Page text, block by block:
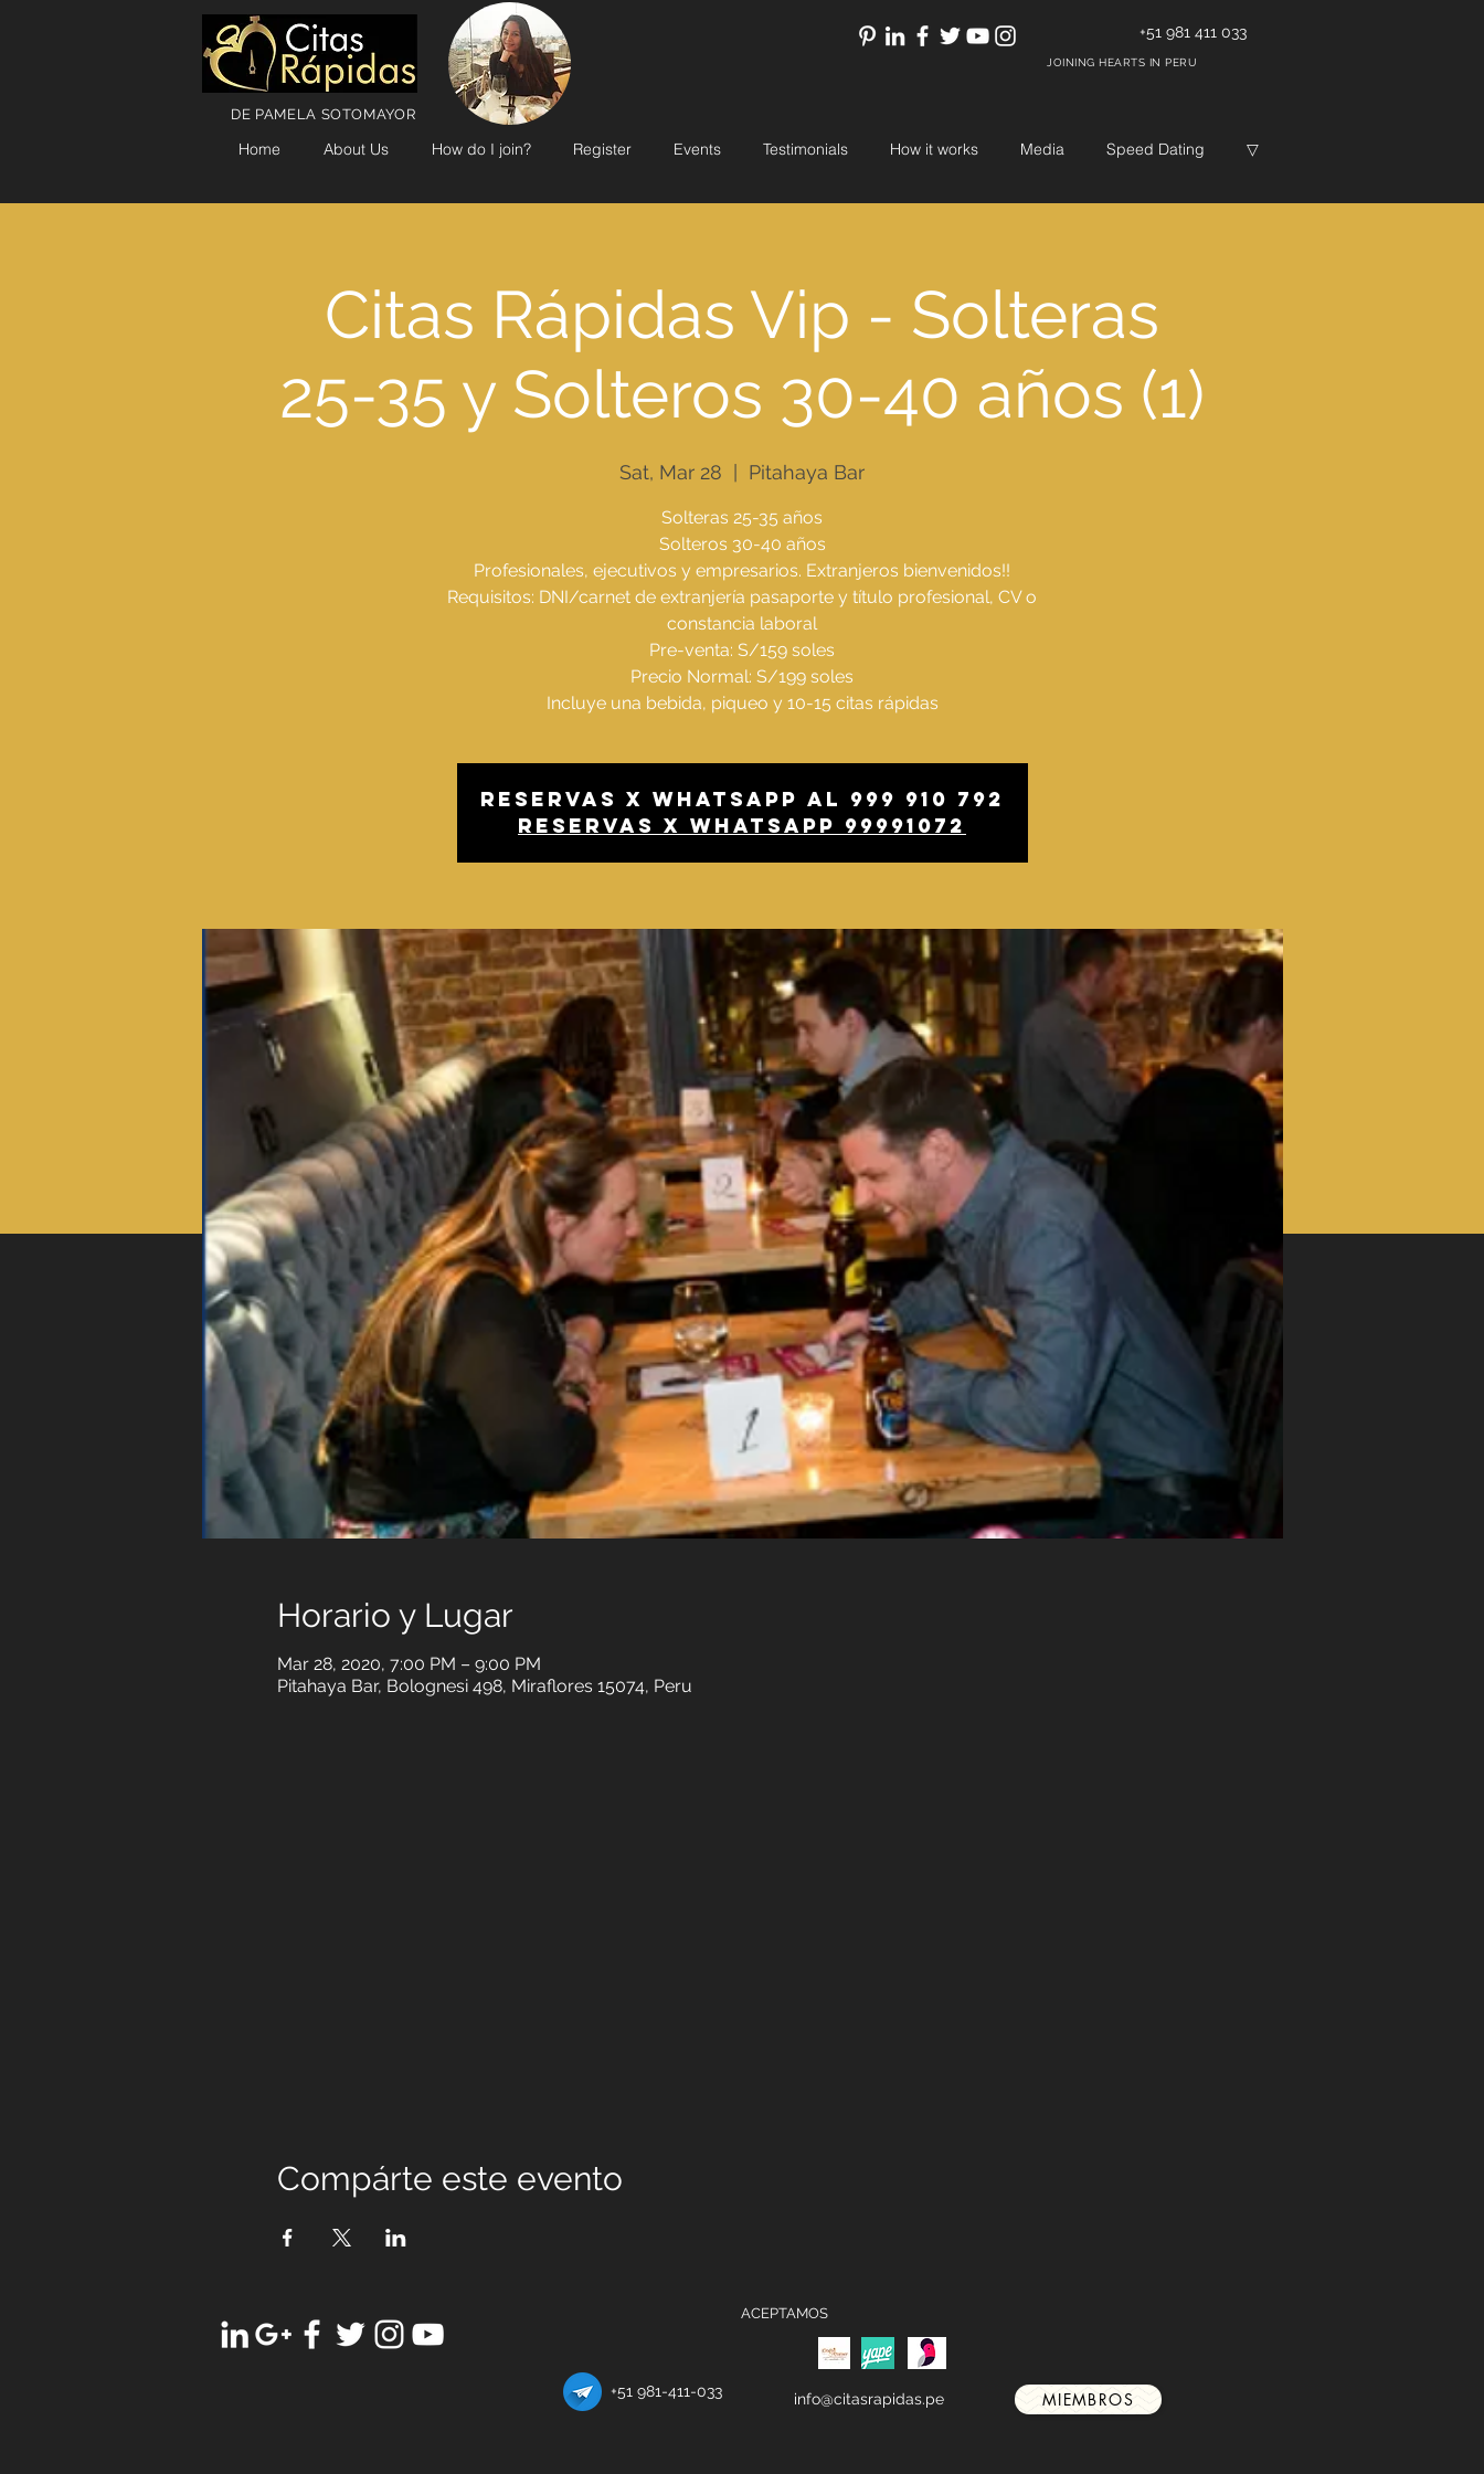
Home About Us How do I join? Register Events Testimonials How it works Media Speed Dating ▽
DE PAMELA SOTOMAYOR
+51 981 411 033
JOINING HEARTS IN PERU
Citas Rápidas Vip - Solteras
25-35 y Solteros 30-40 años (1)
Sat, Mar 28 Pitahaya Bar
Solteras 25-35 años
Solteros 30-40 años
Profesionales, ejecutivos y empresarios. Extranjeros bienvenidos!!
Requisitos: DNI/carnet de extranjería pasaporte y título profesional, CV o
constancia laboral
Pre-venta: S/159 soles
Precio Normal: S/199 soles
Incluye una bebida, piqueo y 10-15 citas rápidas
Reservas x whatsapp al 999 910 792
Reservas x whatsapp 99991072
Horario y Lugar
Mar 28, 2020, 7:00 PM – 9:00 PM
Pitahaya Bar, Bolognesi 498, Miraflores 15074, Peru
Compárte este evento
ACEPTAMOS
info@citasrapidas.pe
+51 981-411-033 MIEMBROS